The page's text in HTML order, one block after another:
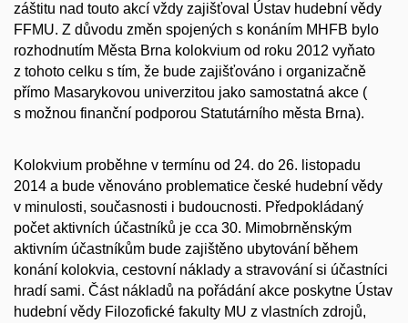
záštitu nad touto akcí vždy zajišťoval Ústav hudební vědy
FFMU. Z důvodu změn spojených s konáním MHFB bylo
rozhodnutím Města Brna kolokvium od roku 2012 vyňato
z tohoto celku s tím, že bude zajišťováno i organizačně
přímo Masarykovou univerzitou jako samostatná akce (
s možnou finanční podporou Statutárního města Brna).
Kolokvium proběhne v termínu od 24. do 26. listopadu
2014 a bude věnováno problematice české hudební vědy
v minulosti, současnosti i budoucnosti. Předpokládaný
počet aktivních účastníků je cca 30. Mimobrněnským
aktivním účastníkům bude zajištěno ubytování během
konání kolokvia, cestovní náklady a stravování si účastníci
hradí sami. Část nákladů na pořádání akce poskytne Ústav
hudební vědy Filozofické fakulty MU z vlastních zdrojů,